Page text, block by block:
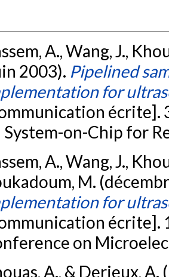
A., Wang, J.,
2003). Pipelined
for
écrite].
System-on-Chip for
A., Wang, J.,
M.
for
écrite].
on
A., & Derieux,